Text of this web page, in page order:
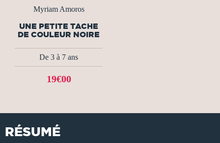
Myriam Amoros
UNE PETITE TACHE
DE COULEUR NOIRE
De 3 à 7 ans
19€00
RÉSUMÉ